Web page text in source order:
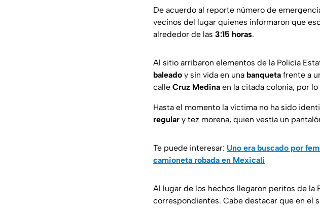
De acuerdo al reporte número de
vecinos del lugar quienes informaron que
alrededor de las 3:15 horas.
Al sitio arribaron elementos de la Policía
baleado y sin vida en una banqueta frente a
calle Cruz Medina en la citada colonia, por
Hasta el momento la víctima no ha sido
regular y tez morena, quien vestía un
Te puede interesar: Uno era buscado por
camioneta robada en Mexicali
Al lugar de los hechos llegaron peritos de la
correspondientes. Cabe destacar que en el